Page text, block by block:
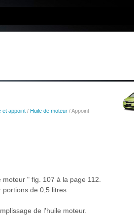
et appoint / Huile de moteur / Appoint
" fig. 107 à la page 112.
portions de 0,5 litres
de l'huile moteur.